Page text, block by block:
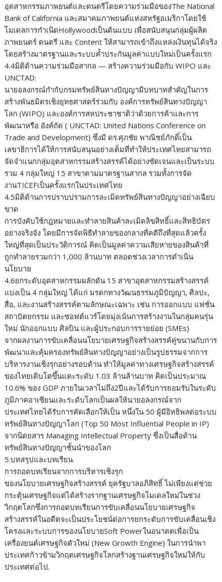
อุตสาหกรรมภาพยนต์และดนตรีโดยความร่วมมือของThe National
Bank of California และสมาคมภาพยนต์แห่งสหรัฐอเมริกาโดยใช้
โมเดลการกำเนิดHollywoodเป็นต้นแบบ เพื่อสนับสนุนกลุ่มผู้ผลิต
ภาพยนตร์ ดนตรี และ Content ให้สามารถเข้าถึงแหล่งเงินทุนได้จริง
โดยสร้างมาตรฐานและระบบค้ำประกันมูลค่าแบบใหม่เป็นครั้งแรก
4.4มิติด้านความร่วมมือสากล — สร้างความร่วมมือกับ WIPO และ
UNCTAD:
นายอลงกรณ์กำกับกรมทรัพย์สินทางปัญญามีบทบาทสำคัญในการ
สร้างพันธมิตรเชิงยุทธศาสตร์ร่วมกับ องค์การทรัพย์สินทางปัญญา
โลก (WIPO) และองค์การสหประชาชาติว่าด้วยการค้าและการ
พัฒนาหรือ อังค์ถัด ( UNCTAD: United Nations Conference on
Trade and Development) ซึ่งมี ดร.ศุภชัย พาณิชย์ภักดิ์เป็น
เลขาธิการได้ให้การสนับสนุนอย่างเต็มที่ทำให้ประเทศไทยสามารถ
จัดจำแนกกลุ่มอุตสาหกรรมสร้างสรรค์ได้อย่างชัดเจนและเป็นระบบ
รวม 4 กลุ่มใหญ่ 15 สาขาตามมาตรฐานสากล รวมทั้งการจัด
งานTICEFเป็นครั้งแรกในประเทศไทย
4.5มิติด้านการปราบปรามการละเมิดทรัพย์สินทางปัญญาอย่างเฉียบ
ขาด
การบังคับใช้กฎหมายและทำลายสินค้าละเมิดลิขสิทธิ์และสิทธิบัตร
อย่างจริงจัง โดยมีการจัดพิธีทำลายของกลางที่คดีถึงที่สุดแล้วครั้ง
ใหญ่ที่สุดเป็นประวัติการณ์ คิดเป็นมูลค่าความเสียหายของสินค้าที่
ถูกทำลายรวมกว่า 1,000 ล้านบาท ตลอดช่วงเวลาการดำเนิน
นโยบาย
4.6ยกระดับอุตสาหกรรมผลักดัน 15 สาขาอุตสาหกรรมสร้างสรรค์
แบ่งเป็น 4 กลุ่มใหญ่ ได้แก่ มรดกทางวัฒนธรรมภูมิปัญญา, ศิลปะ,
สื่อ, และงานสร้างสรรค์ตามลักษณะเฉพาะ เช่น การออกแบบ แฟชั่น
สถาปัตยกรรม และซอฟต์แวร์โดยมุ่งเน้นการสร้างงานในกลุ่มคนรุ่น
ใหม่ นักออกแบบ ศิลปิน และผู้ประกอบการรายย่อย (SMEs)
จากผลงานการขับเคลื่อนนโยบายเศรษฐกิจสร้างสรรค์คู่ขนานกับการ
พัฒนาและคุ้มครองทรัพย์สินทางปัญญาอย่างเป็นรูปธรรมจากการ
บริหารงานเชิงรุกอย่างรอบด้าน ทำให้มูลค่าทางเศรษฐกิจสร้างสรรค์
ของไทยเติบโตขึ้นแตะระดับ 1.03 ล้านล้านบาท คิดเป็นประมาณ
10.6% ของ GDP ภายในเวลาไม่ถึง2ปีและได้รับการยอมรับในระดับ
ภูมิภาคอาเซียนและระดับโลกเป็นผลให้นายอลงกรณ์จาก
ประเทศไทยได้รับการคัดเลือกให้เป็น หนึ่งใน 50 ผู้มีอิทธิพลต่อระบบ
ทรัพย์สินทางปัญญาโลก (Top 50 Most Influential People in IP)
จากนิตยสาร Managing Intellectual Property ซึ่งเป็นสื่อด้าน
ทรัพย์สินทางปัญญาชั้นนำของโลก
5.บทสรุปและบทเรียน
การถอดบทเรียนจากการบริหารเชิงรุก
ของนโยบายเศรษฐกิจสร้างสรรค์ ยุครัฐบาลอภิสิทธิ์ ไม่เพียงแต่ช่วย
กระตุ้นเศรษฐกิจแต่ได้สร้างรากฐานเศรษฐกิจโมเดลใหม่ในช่วง
วิกฤตโลกซึ่งการถอดบทเรียนการขับเคลื่อนนโยบายเศรษฐกิจ
สร้างสรรค์ในอดีตจะเป็นประโยชน์ต่อการยกระดับการขับเคลื่อนเชิง
โครงและระบบการของนโยบายSoft Powerในอนาคตเพื่อเป็น
เครื่องยนต์เศรษฐกิจตัวใหม่ (New Growth Engine) ในการนำพา
ประเทศก้าวข้ามวิกฤตเศรษฐกิจโลกสร้างฐานเศรษฐกิจใหม่ให้กับ
ประเทศต่อไป.